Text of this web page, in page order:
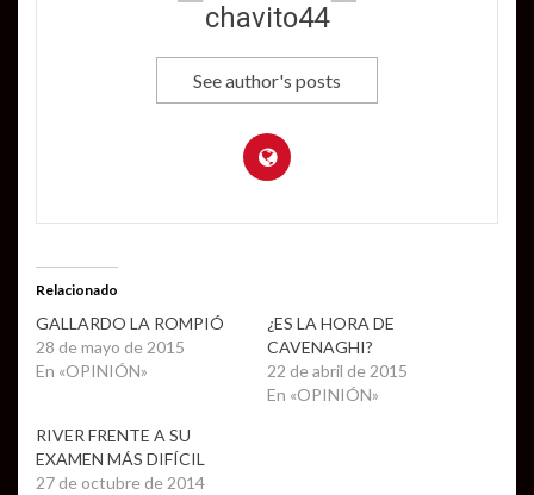
chavito44
See author's posts
Relacionado
GALLARDO LA ROMPIÓ
28 de mayo de 2015
En «OPINIÓN»
¿ES LA HORA DE
CAVENAGHI?
22 de abril de 2015
En «OPINIÓN»
RIVER FRENTE A SU
EXAMEN MÁS DIFÍCIL
27 de octubre de 2014